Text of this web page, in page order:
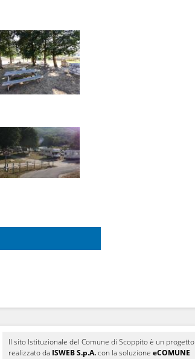
Il sito Istituzionale del Comune di Scoppito è un progetto
realizzato da ISWEB S.p.A.con la soluzione eCOMUNE